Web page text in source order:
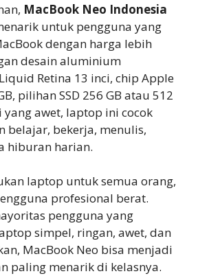
MacBook Neo Indonesia
untuk pengguna yang
dengan harga lebih
desain aluminium
Retina 13 inci, chip Apple
pilihan SSD 256 GB atau 512
yang awet, laptop ini cocok
belajar, bekerja, menulis,
hiburan harian.
laptop untuk semua orang,
profesional berat.
pengguna yang
simpel, ringan, awet, dan
MacBook Neo bisa menjadi
paling menarik di kelasnya.